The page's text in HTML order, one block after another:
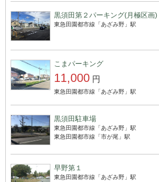
黒須田第２パーキング(月極区画)
東急田園都市線「あざみ野」駅
こまパーキング
11,000 円
東急田園都市線「あざみ野」駅
黒須田駐車場
東急田園都市線「あざみ野」駅
東急田園都市線「市が尾」駅
早野第１
東急田園都市線「あざみ野」駅